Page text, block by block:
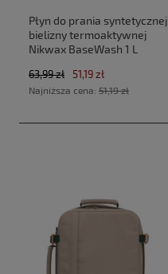
Płyn do prania syntetycznej
bielizny termoaktywnej
Nikwax BaseWash 1 L
63,99 zł 51,19 zł
Najniższa cena: 51,19 zł